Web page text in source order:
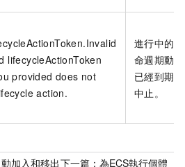
lifecycleActionToken
provided does not
action.
進行中的生
命週期動作
已經到期或
中止。
加入和移出下一篇：為ECS執行個體